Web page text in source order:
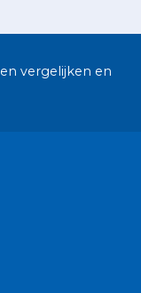
vergelijken en